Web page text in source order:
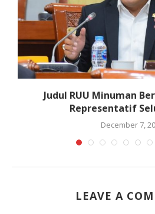
Judul RUU Minuman
Representatif
December 7,
LEAVE A